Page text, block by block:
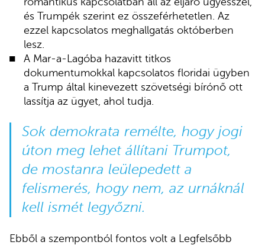
és Trumpék szerint ez összeférhetetlen. Az
ezzel kapcsolatos meghallgatás októberben
lesz.
A Mar-a-Lagóba hazavitt titkos
dokumentumokkal kapcsolatos floridai ügyben
a Trump által kinevezett szövetségi bírónő ott
lassítja az ügyet, ahol tudja.
Sok demokrata remélte, hogy jogi
úton meg lehet állítani Trumpot,
de mostanra leülepedett a
felismerés, hogy nem, az urnáknál
kell ismét legyőzni.
Ebből a szempontból fontos volt a Legfelsőbb